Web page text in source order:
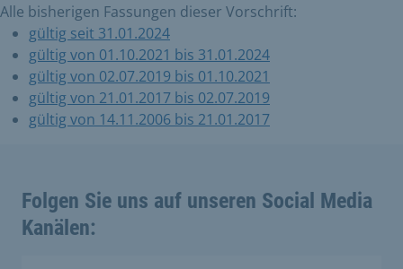
Alle bisherigen Fassungen dieser Vorschrift:
gültig seit 31.01.2024
gültig von 01.10.2021 bis 31.01.2024
gültig von 02.07.2019 bis 01.10.2021
gültig von 21.01.2017 bis 02.07.2019
gültig von 14.11.2006 bis 21.01.2017
Folgen Sie uns auf unseren Social Media
Kanälen: